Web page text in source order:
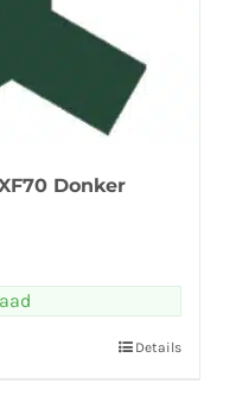
Donker
Details